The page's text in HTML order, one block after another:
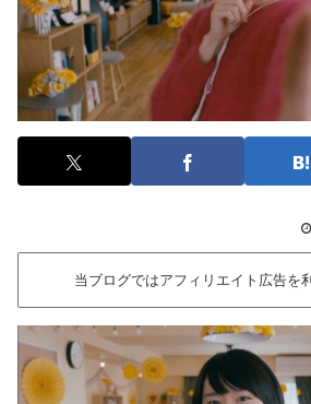
当ブログではアフィリエイト広告を